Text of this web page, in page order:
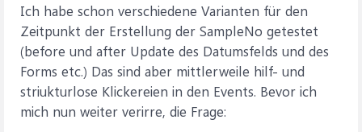
Ich habe schon verschiedene Varianten für den
Zeitpunkt der Erstellung der SampleNo getestet
(before und after Update des Datumsfelds und des
Forms etc.) Das sind aber mittlerweile hilf- und
striukturlose Klickereien in den Events. Bevor ich
mich nun weiter verirre, die Frage: